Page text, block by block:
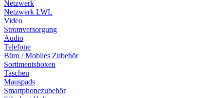
Netzwerk
Netzwerk LWL
Video
Stromversorgung
Audio
Telefone
Büro / Mobiles Zubehör
Sortimentsboxen
Taschen
Mauspads
Smartphonezubehör